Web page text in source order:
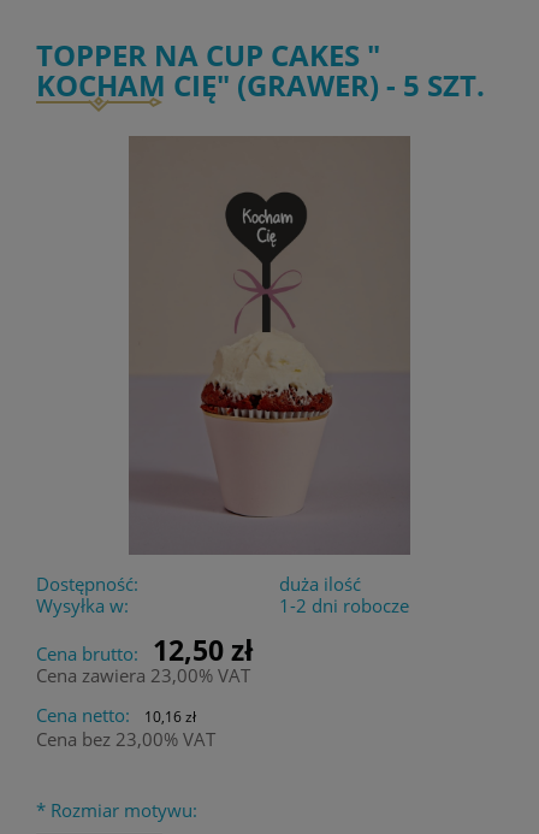
TOPPER NA CUP CAKES "
KOCHAM CIĘ" (GRAWER) - 5 SZT.
Dostępność:
duża ilość
Wysyłka w:
1-2 dni robocze
Cena brutto:
12,50 zł
Cena zawiera 23,00% VAT
Cena netto:
10,16 zł
Cena bez 23,00% VAT
* Rozmiar motywu: